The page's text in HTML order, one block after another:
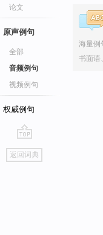
论文
原声例句
全部
音频例句
视频例句
权威例句
go
top
返回词典
海量例
书面语